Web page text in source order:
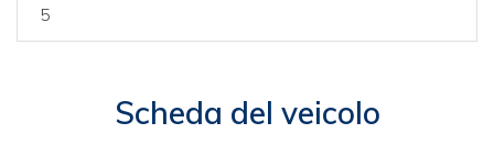
5
Scheda del veicolo